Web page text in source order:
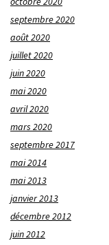
septembre 2020
août 2020
juillet 2020
juin 2020
mai 2020
avril 2020
mars 2020
septembre 2017
mai 2014
mai 2013
janvier 2013
décembre 2012
juin 2012